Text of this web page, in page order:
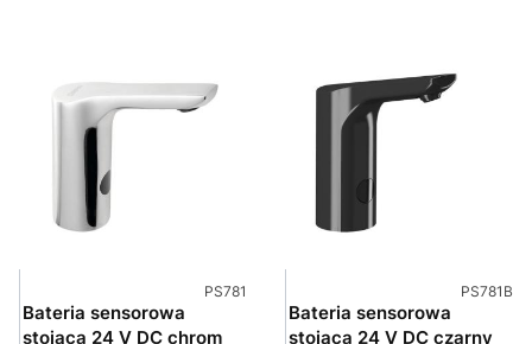
Kod produktu
PS781
Bateria sensorowa
stojąca 24 V DC chrom
Kod
PS781B
Bateria sensorowa
stojąca 24 V DC czarny